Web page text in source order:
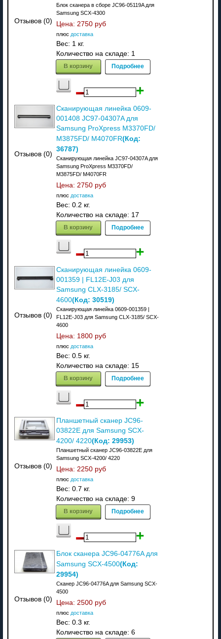
Отзывов (0)
Блок сканера в сборе JC96-05119A для
Samsung SCX-4300
Цена: 2750 руб
плюс доставка
Вес: 1 кг.
Количество на складе: 1
В корзину Подробнее
Отзывов (0)
Сканирующая линейка 0609-
001408 JC97-04307A для
Samsung ProXpress M3370FD/
M3875FD/ M4070FR(Код:
36787)
Сканирующая линейка JC97-04307A для
Samsung ProXpress M3370FD/
M3875FD/ M4070FR
Цена: 2750 руб
плюс доставка
Вес: 0.2 кг.
Количество на складе: 17
В корзину Подробнее
Отзывов (0)
Сканирующая линейка 0609-
001359 | FL12E-J03 для
Samsung CLX-3185/ SCX-
4600(Код: 30519)
Сканирующая линейка 0609-001359 |
FL12E-J03 для Samsung CLX-3185/ SCX-
4600
Цена: 1800 руб
плюс доставка
Вес: 0.5 кг.
Количество на складе: 15
В корзину Подробнее
Отзывов (0)
Планшетный сканер JC96-
03822E для Samsung SCX-
4200/ 4220(Код: 29953)
Планшетный сканер JC96-03822E для
Samsung SCX-4200/ 4220
Цена: 2250 руб
плюс доставка
Вес: 0.7 кг.
Количество на складе: 9
В корзину Подробнее
Отзывов (0)
Блок сканера JC96-04776A для
Samsung SCX-4500(Код:
29954)
Сканер JC96-04776A для Samsung SCX-
4500
Цена: 2500 руб
плюс доставка
Вес: 0.3 кг.
Количество на складе: 6